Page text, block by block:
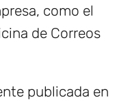
como el
de Correos
publicada en